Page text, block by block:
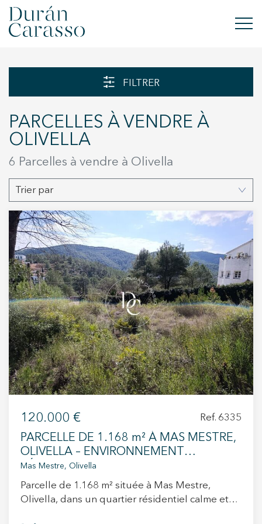
VENDRE
NOUVELLE CONSTRUCTION
INVESTISSEMENTS
GROUPE DC
CONTACT
+34 935 178 067
ES CA EN FR
FILTRER
PARCELLES À VENDRE À
OLIVELLA
6 Parcelles à vendre à Olivella
Trier par
120.000 € Ref. 6335
PARCELLE DE 1.168 m² À MAS MESTRE,
OLIVELLA – ENVIRONNEMENT
RÉSIDENTIEL CALME ET BIEN
CONNECTÉ
Mas Mestre, Olivella
Parcelle de 1.168 m² située à Mas Mestre,
Olivella, dans un quartier résidentiel calme et